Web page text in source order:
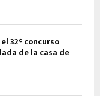
32° concurso
de la casa de